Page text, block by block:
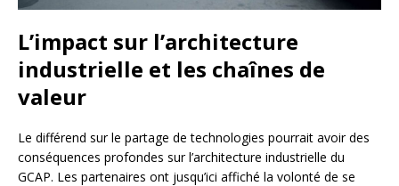
L’impact sur l’architecture
industrielle et les chaînes de
valeur
Le différend sur le partage de technologies pourrait avoir des
conséquences profondes sur l’architecture industrielle du
GCAP. Les partenaires ont jusqu’ici affiché la volonté de se